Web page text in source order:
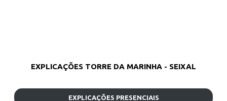
EXPLICAÇÕES TORRE DA MARINHA - SEIXAL
EXPLICAÇÕES PRESENCIAIS